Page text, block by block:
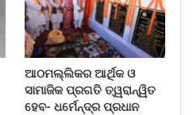
ଆଠମଲ୍ଲିକର ଆର୍ଥିକ ଓ
ସାମାଜିକ ପ୍ରଗତି ତ୍ୱରାନ୍ୱିତ
ହେବ- ଧର୍ମେନ୍ଦ୍ର ପ୍ରଧାନ